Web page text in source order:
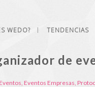
WEDO? TENDENCIAS
de
, Eventos Empresas,